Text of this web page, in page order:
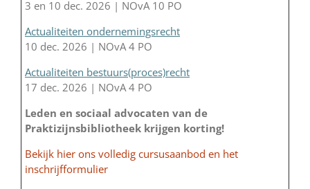
3 en 10 dec. 2026 | NOvA 10 PO
Actualiteiten ondernemingsrecht
10 dec. 2026 | NOvA 4 PO
Actualiteiten bestuurs(proces)recht
17 dec. 2026 | NOvA 4 PO
Leden en sociaal advocaten van de
Praktizijnsbibliotheek krijgen korting!
Bekijk hier ons volledig cursusaanbod en het
inschrijfformulier